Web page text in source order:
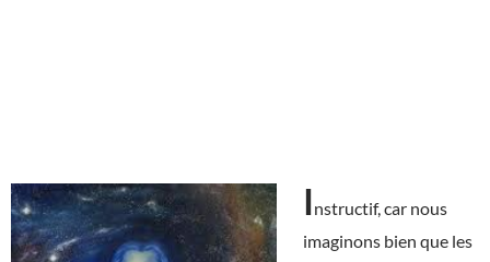
Instructif, car nous
imaginons bien que les